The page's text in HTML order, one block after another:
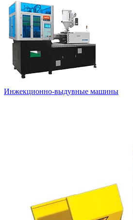
Инжекционно-выдувные машины